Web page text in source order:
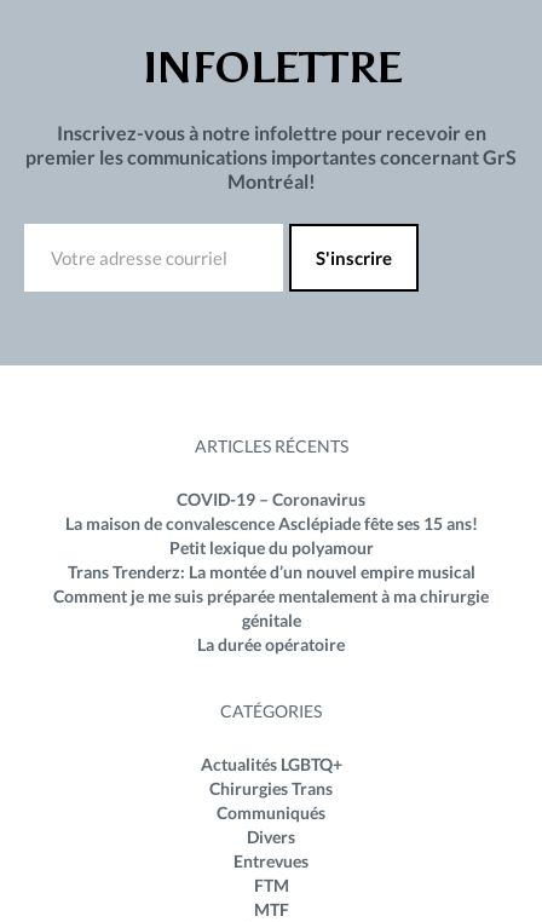
INFOLETTRE
Inscrivez-vous à notre infolettre pour recevoir en
premier les communications importantes concernant GrS
Montréal!
ARTICLES RÉCENTS
COVID-19 – Coronavirus
La maison de convalescence Asclépiade fête ses 15 ans!
Petit lexique du polyamour
Trans Trenderz: La montée d’un nouvel empire musical
Comment je me suis préparée mentalement à ma chirurgie
génitale
La durée opératoire
CATÉGORIES
Actualités LGBTQ+
Chirurgies Trans
Communiqués
Divers
Entrevues
FTM
MTF